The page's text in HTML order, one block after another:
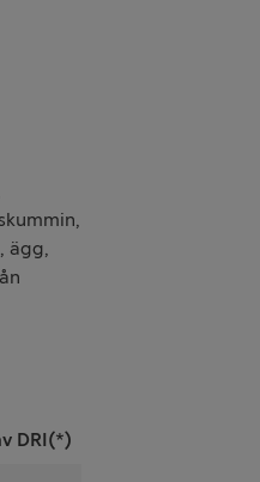
ägg,
DRI(*)